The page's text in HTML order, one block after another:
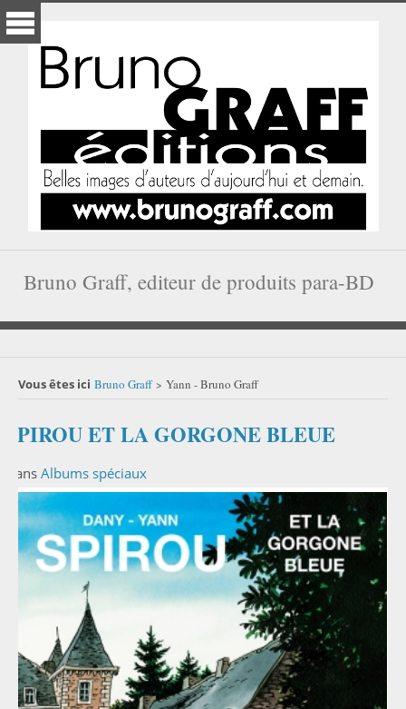
Bruno Graff, editeur de produits para-BD
Vous êtes ici Bruno Graff > Yann - Bruno Graff
SPIROU ET LA GORGONE BLEUE
Dans Albums spéciaux